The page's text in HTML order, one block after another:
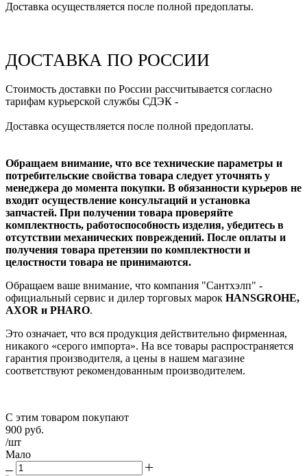
Доставка осуществляется после полной предоплаты.
ДОСТАВКА ПО РОССИИ
Стоимость доставки по России рассчитывается согласно
тарифам курьерской службы СДЭК -
Доставка осуществляется после полной предоплаты.
Обращаем внимание, что все технические параметры и
потребительские свойства товара следует уточнять у
менеджера до момента покупки. В обязанности курьеров не
входит осуществление консультаций и установка
запчастей. При получении товара проверяйте
комплектность, работоспособность изделия, убедитесь в
отсутствии механических повреждений. После оплаты и
получения товара претензии по комплектности и
целостности товара не принимаются.
Обращаем ваше внимание, что компания "Сантхэлп" -
официальный сервис и дилер торговых марок HANSGROHE,
AXOR и PHARO.
Это означает, что вся продукция действительно фирменная,
никакого «серого импорта». На все товары распространяется
гарантия производителя, а цены в нашем магазине
соответствуют рекомендованным производителем.
С этим товаром покупают
900 руб.
/шт
Мало